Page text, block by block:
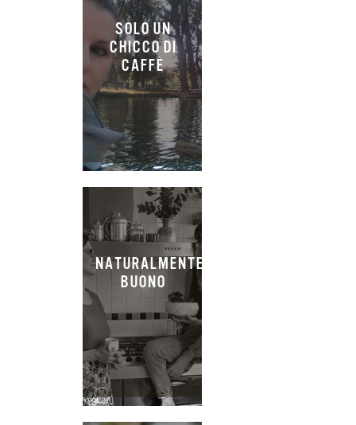
SOLO UN
CHICCO DI
CAFFÈ
NATURALMENTE
BUONO